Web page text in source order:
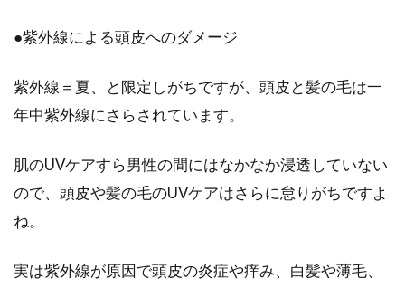
CMなどで、「...
ダルダルな顎のラインをシャープに
人は見た目ではないにしても、第一印象を好印
●紫外線による頭皮へのダメージ
紫外線＝夏、と限定しがちですが、頭皮と髪の毛は一
年中紫外線にさらされています。
肌のUVケアすら男性の間にはなかなか浸透していない
ので、頭皮や髪の毛のUVケアはさらに怠りがちですよ
ね。
実は紫外線が原因で頭皮の炎症や痒み、白髪や薄毛、